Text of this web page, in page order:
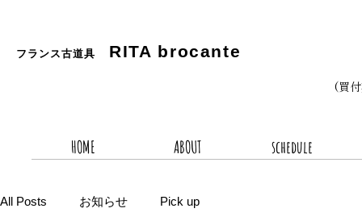
フランス古道具 RITA brocante
(買
HOME ABOUT schedule
All Posts お知らせ Pick up